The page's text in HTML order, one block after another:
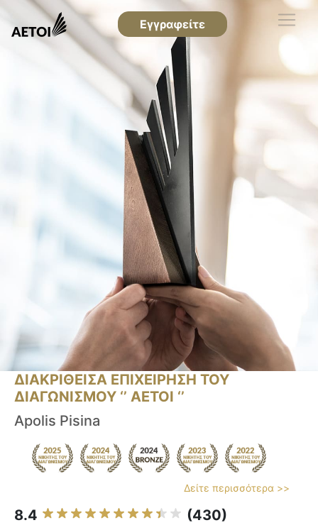
Εγγραφείτε
ΔΙΑΚΡΙΘΕΙΣΑ ΕΠΙΧΕΙΡΗΣΗ ΤΟΥ
ΔΙΑΓΩΝΙΣΜΟΥ ‘’ ΑΕΤΟΙ ‘’
Apolis Pisina
Δείτε περισσότερα >>
8.4 (430)